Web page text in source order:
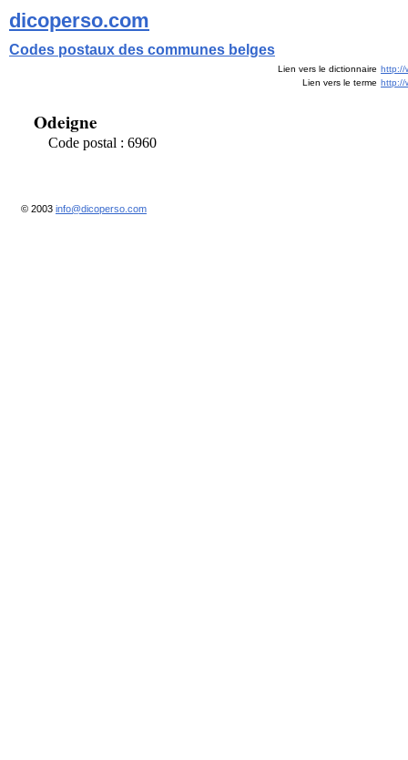
dicoperso.com
Codes postaux des communes belges
Lien vers le dictionnaire http://
Lien vers le terme http://
Odeigne
Code postal : 6960
© 2003 info@dicoperso.com